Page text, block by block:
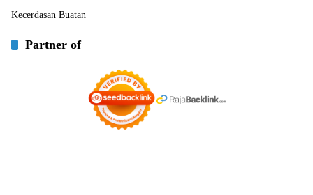
Kecerdasan Buatan
Partner of